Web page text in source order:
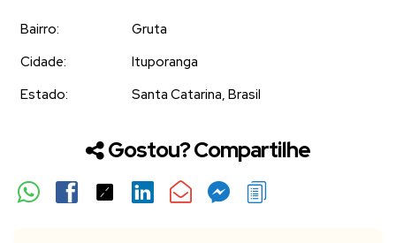
Bairro:
Gruta
Cidade:
Ituporanga
Estado:
Santa Catarina, Brasil
Gostou? Compartilhe